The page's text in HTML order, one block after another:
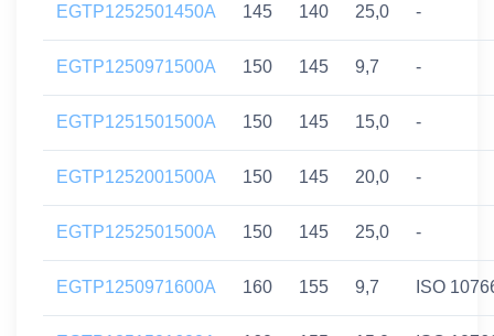
EGTP1252501450A 145 140 25,0 -
EGTP1250971500A 150 145 9,7 -
EGTP1251501500A 150 145 15,0 -
EGTP1252001500A 150 145 20,0 -
EGTP1252501500A 150 145 25,0 -
EGTP1250971600A 160 155 9,7 ISO